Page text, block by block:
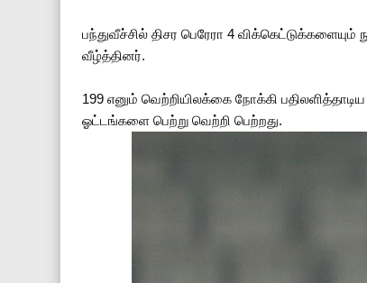
பந்துவீச்சில் திசர பெரேரா 4
வீழ்த்தினர்.
199 எனும் வெற்றியிலக்கை நோக்கி
ஓட்டங்களை பெற்று வெற்றி பெற்றது.